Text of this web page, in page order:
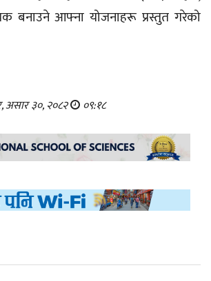
बनाउने आफ्ना योजनाहरू प्रस्तुत गरेको
असार ३०, २०८२ ०९:१८